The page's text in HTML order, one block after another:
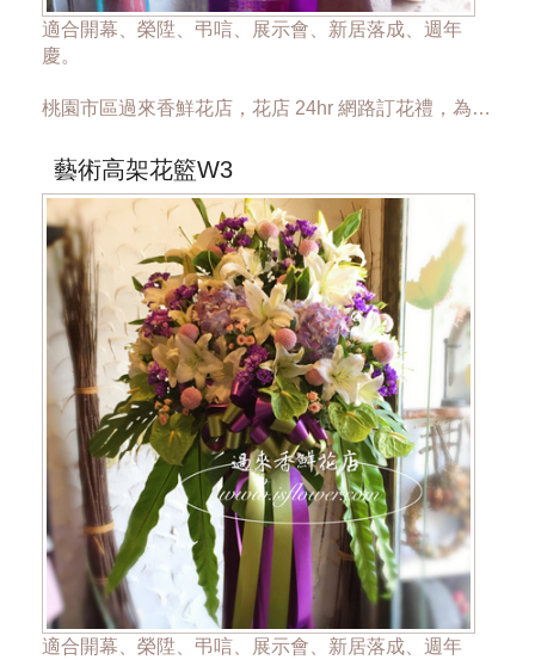
適合開幕、榮陞、弔唁、展示會、新居落成、週年
慶。
桃園市區過來香鮮花店，花店 24hr 網路訂花禮，為您
單一座
特殊花材將依實際狀況調整
藝術高架花籃W3
適合開幕、榮陞、弔唁、展示會、新居落成、週年